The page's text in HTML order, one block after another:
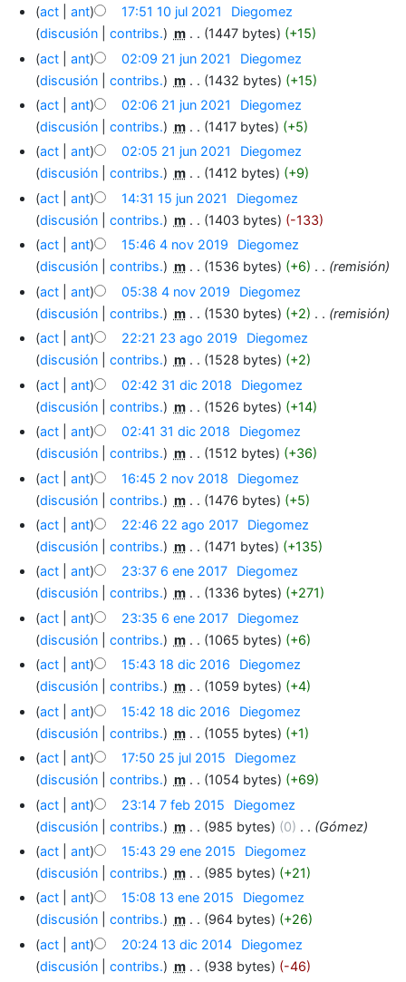
act ant 17:51 10 jul 2021
Diegomez
discusión
contribs. m 1447 bytes
+15
act
ant 02:09 21 jun 2021
Diegomez
discusión
contribs. m 1432 bytes
+15
act
ant 02:06 21 jun 2021
Diegomez
discusión
contribs. m 1417 bytes
+5
act
ant 02:05 21 jun 2021
Diegomez
discusión
contribs. m 1412 bytes
+9
act
ant 14:31 15 jun 2021
Diegomez
discusión
contribs. m 1403 bytes
-133
act
ant 15:46 4 nov 2019
Diegomez
discusión
contribs. m 1536 bytes +6
remisión
act
ant 05:38 4 nov 2019
Diegomez
discusión
contribs. m 1530 bytes +2
remisión
act
ant 22:21 23 ago 2019
Diegomez
discusión
contribs. m 1528 bytes
+2
act
ant 02:42 31 dic 2018
Diegomez
discusión
contribs. m 1526 bytes
+14
act
ant 02:41 31 dic 2018
Diegomez
discusión
contribs. m 1512 bytes
+36
act
ant 16:45 2 nov 2018
Diegomez
discusión
contribs. m 1476 bytes
+5
act
ant 22:46 22 ago 2017
Diegomez
discusión
contribs. m 1471 bytes
+135
act
ant 23:37 6 ene 2017
Diegomez
discusión
contribs. m 1336 bytes
+271
act
ant 23:35 6 ene 2017
Diegomez
discusión
contribs. m 1065 bytes
+6
act
ant 15:43 18 dic 2016
Diegomez
discusión
contribs. m 1059 bytes
+4
act
ant 15:42 18 dic 2016
Diegomez
discusión
contribs. m 1055 bytes
+1
act
ant 17:50 25 jul 2015
Diegomez
discusión
contribs. m 1054 bytes
+69
act
ant 23:14 7 feb 2015
Diegomez
discusión
contribs. m 985 bytes 0
Gómez
act
ant 15:43 29 ene 2015
Diegomez
discusión
contribs. m 985 bytes
+21
act
ant 15:08 13 ene 2015
Diegomez
discusión
contribs. m 964 bytes
+26
act
ant 20:24 13 dic 2014
Diegomez
discusión
contribs. m 938 bytes
-46